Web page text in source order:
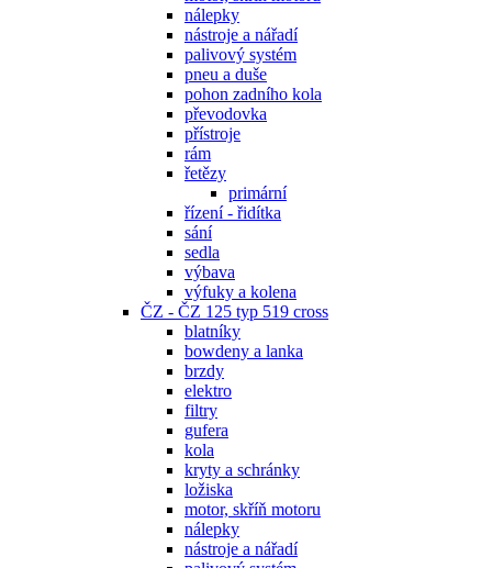
nálepky
nástroje a nářadí
palivový systém
pneu a duše
pohon zadního kola
převodovka
přístroje
rám
řetězy
primární
řízení - řidítka
sání
sedla
výbava
výfuky a kolena
ČZ - ČZ 125 typ 519 cross
blatníky
bowdeny a lanka
brzdy
elektro
filtry
gufera
kola
kryty a schránky
ložiska
motor, skříň motoru
nálepky
nástroje a nářadí